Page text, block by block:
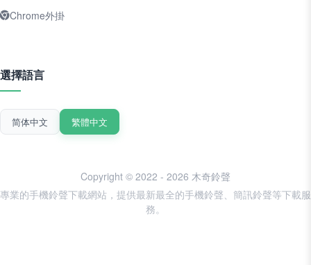
Chrome外掛
選擇語言
简体中文 繁體中文
Copyright © 2022 - 2026 木奇鈴聲
專業的手機鈴聲下載網站，提供最新最全的手機鈴聲、簡訊鈴聲等下載服
務。